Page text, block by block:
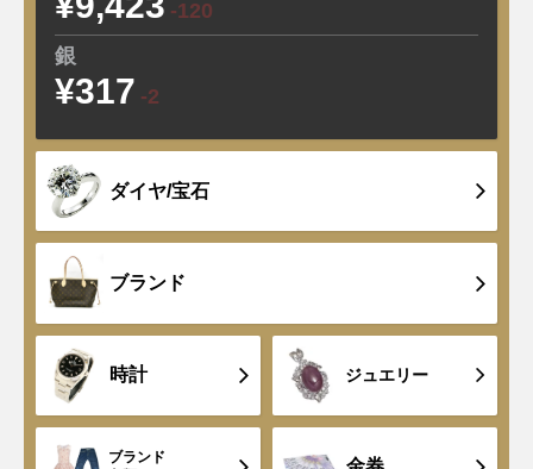
-120
銀
¥317 -2
ダイヤ/宝石
ブランド
時計 ジュエリー
ブランド